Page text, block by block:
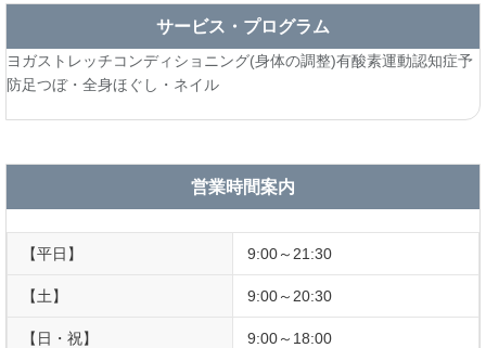
サービス・プログラム
ヨガストレッチコンディショニング(身体の調整)有酸素運動認知症予
防足つぼ・全身ほぐし・ネイル
営業時間案内
【平日】 9:00～21:30
【土】 9:00～20:30
【日・祝】 9:00～18:00